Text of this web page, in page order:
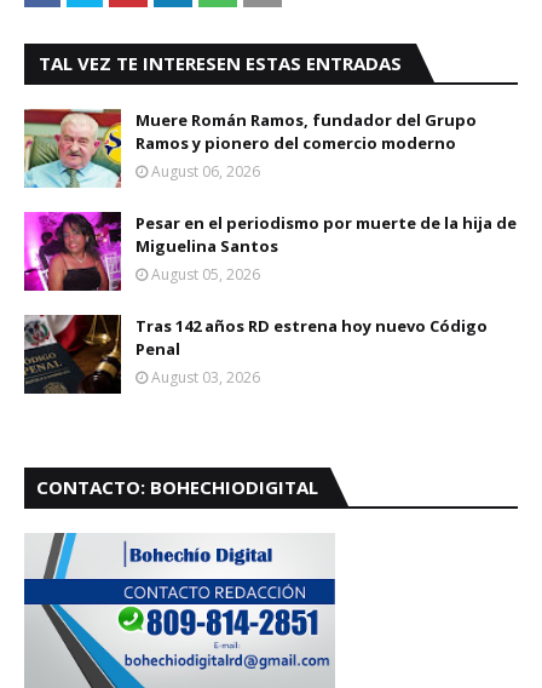
TAL VEZ TE INTERESEN ESTAS ENTRADAS
Muere Román Ramos, fundador del Grupo
Ramos y pionero del comercio moderno
August 06, 2026
Pesar en el periodismo por muerte de la hija de
Miguelina Santos
August 05, 2026
Tras 142 años RD estrena hoy nuevo Código
Penal
August 03, 2026
CONTACTO: BOHECHIODIGITAL